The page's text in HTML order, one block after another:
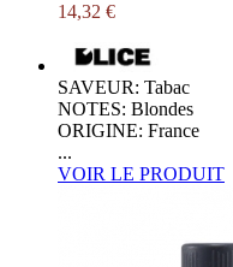
14,32 €
SAVEUR: Tabac
NOTES: Blondes
ORIGINE: France
...
VOIR LE PRODUIT